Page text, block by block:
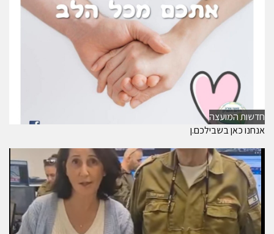
חדשות המועצה
אנחנו כאן בשבילכם.ן